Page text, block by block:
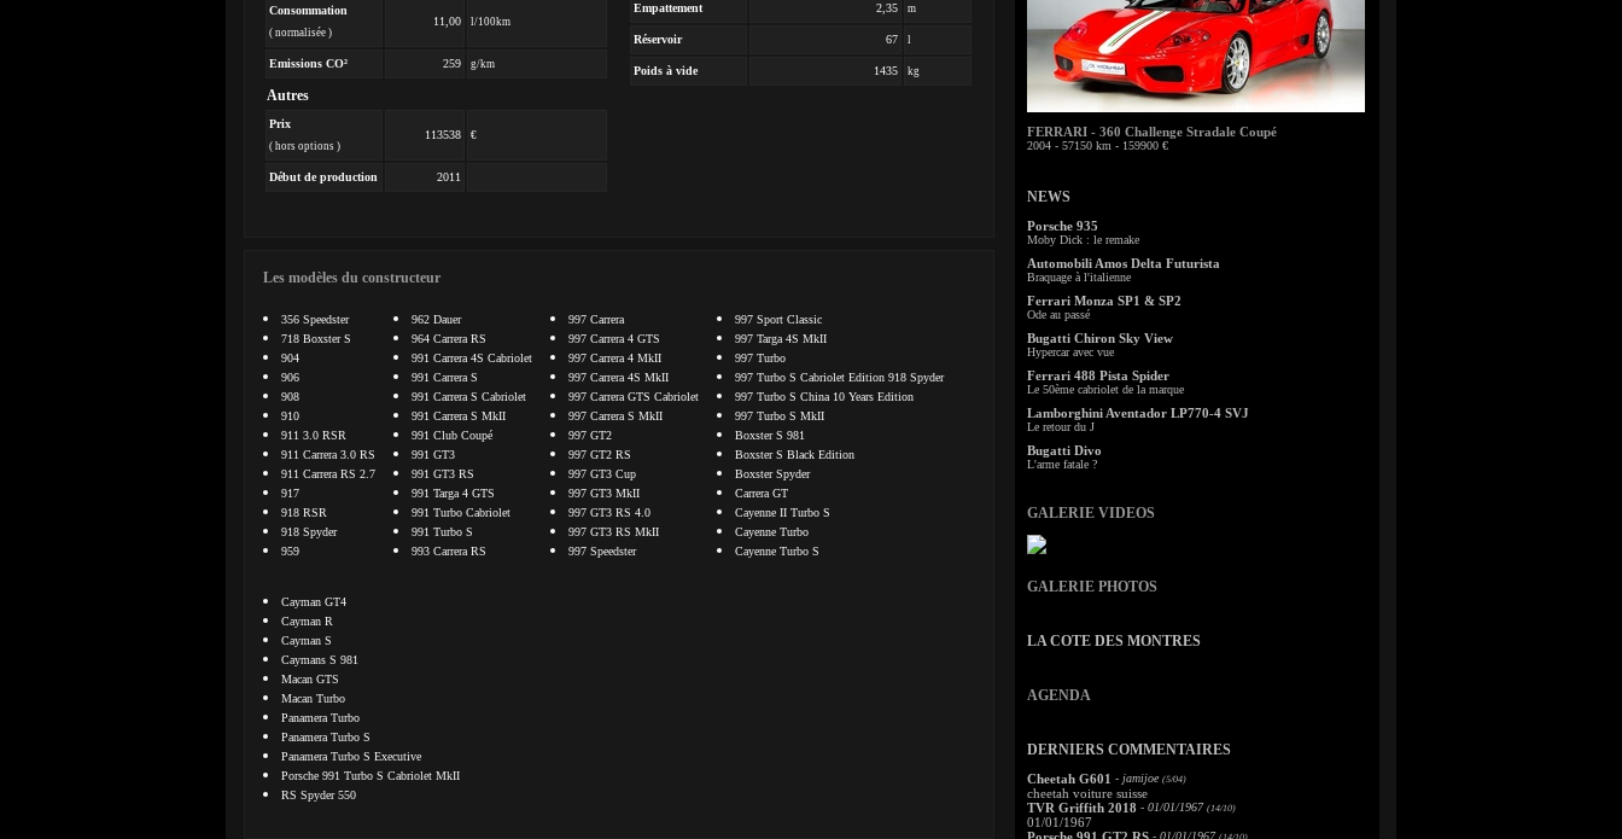
Consommation
( normalisée )
11,00 l/100km
Emissions CO² 259 g/km
Autres
Prix
( hors options )
113538 €
Début de production 2011
Empattement 2,35 m
Réservoir 67 l
Poids à vide 1435 kg
Les modèles du constructeur
356 Speedster
718 Boxster S
904
906
908
910
911 3.0 RSR
911 Carrera 3.0 RS
911 Carrera RS 2.7
917
918 RSR
918 Spyder
959
962 Dauer
964 Carrera RS
991 Carrera 4S Cabriolet
991 Carrera S
991 Carrera S Cabriolet
991 Carrera S MkII
991 Club Coupé
991 GT3
991 GT3 RS
991 Targa 4 GTS
991 Turbo Cabriolet
991 Turbo S
993 Carrera RS
997 Carrera
997 Carrera 4 GTS
997 Carrera 4 MkII
997 Carrera 4S MkII
997 Carrera GTS Cabriolet
997 Carrera S MkII
997 GT2
997 GT2 RS
997 GT3 Cup
997 GT3 MkII
997 GT3 RS 4.0
997 GT3 RS MkII
997 Speedster
997 Sport Classic
997 Targa 4S MkII
997 Turbo
997 Turbo S Cabriolet Edition 918 Spyder
997 Turbo S China 10 Years Edition
997 Turbo S MkII
Boxster S 981
Boxster S Black Edition
Boxster Spyder
Carrera GT
Cayenne II Turbo S
Cayenne Turbo
Cayenne Turbo S
Cayman GT4
Cayman R
Cayman S
Caymans S 981
Macan GTS
Macan Turbo
Panamera Turbo
Panamera Turbo S
Panamera Turbo S Executive
Porsche 991 Turbo S Cabriolet MkII
RS Spyder 550
FERRARI - 360 Challenge Stradale Coupé
2004 - 57150 km - 159900 €
NEWS
Porsche 935
Moby Dick : le remake
Automobili Amos Delta Futurista
Braquage à l'italienne
Ferrari Monza SP1 & SP2
Ode au passé
Bugatti Chiron Sky View
Hypercar avec vue
Ferrari 488 Pista Spider
Le 50ème cabriolet de la marque
Lamborghini Aventador LP770-4 SVJ
Le retour du J
Bugatti Divo
L'arme fatale ?
GALERIE VIDEOS
GALERIE PHOTOS
LA COTE DES MONTRES
AGENDA
DERNIERS COMMENTAIRES
Cheetah G601 - jamijoe (5/04)
cheetah voiture suisse
TVR Griffith 2018 - 01/01/1967 (14/10)
01/01/1967
- 01/01/1967